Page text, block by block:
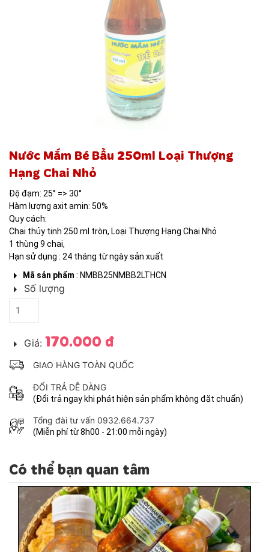
Nước Mắm Bé Bầu 250ml Loại Thượng
Hạng Chai Nhỏ
Độ đạm: 25° => 30°
Hàm lượng axit amin: 50%
Quy cách:
Chai thủy tinh 250 ml tròn, Loại Thượng Hạng Chai Nhỏ
1 thùng 9 chai,
Hạn sử dụng : 24 tháng từ ngày sản xuất
Mã sản phẩm : NMBB25NMBB2LTHCN
Số lượng
Giá: 170.000 đ
GIAO HÀNG TOÀN QUỐC
ĐỔI TRẢ DỄ DÀNG
(Đổi trả ngay khi phát hiện sản phẩm không đặt chuẩn)
Tổng đài tư vấn 0932.664.737
(Miễn phí từ 8h00 - 21:00 mỗi ngày)
Có thể bạn quan tâm